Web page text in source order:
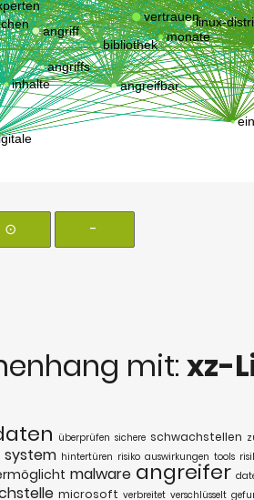
⊙ -
mit:xz-
überprüfen sichere schwachstellen
system hintertüren risiko auswirkungen tools
malware angreifer
microsoft verbreitet verschlüsselt